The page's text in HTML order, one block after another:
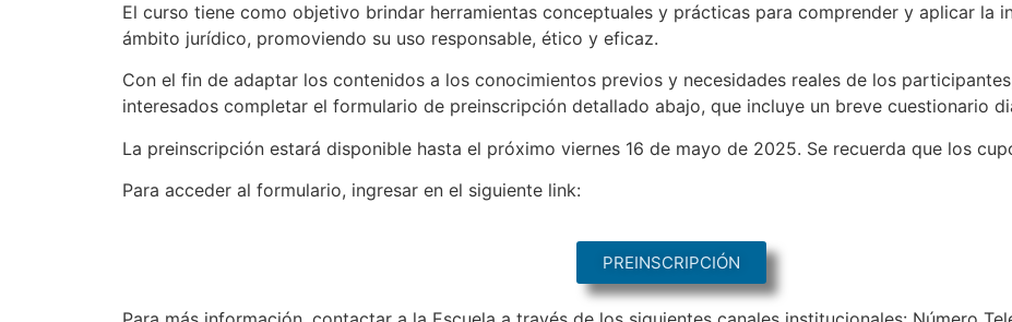
El curso tiene como objetivo brindar herramientas conceptuales y prácticas para comprender y aplicar la
ámbito jurídico, promoviendo su uso responsable, ético y eficaz.
Con el fin de adaptar los contenidos a los conocimientos previos y necesidades reales de los
interesados completar el formulario de preinscripción detallado abajo, que incluye un breve cuestionario
La preinscripción estará disponible hasta el próximo viernes 16 de mayo de 2025. Se recuerda que los
Para acceder al formulario, ingresar en el siguiente link:
PREINSCRIPCIÓN